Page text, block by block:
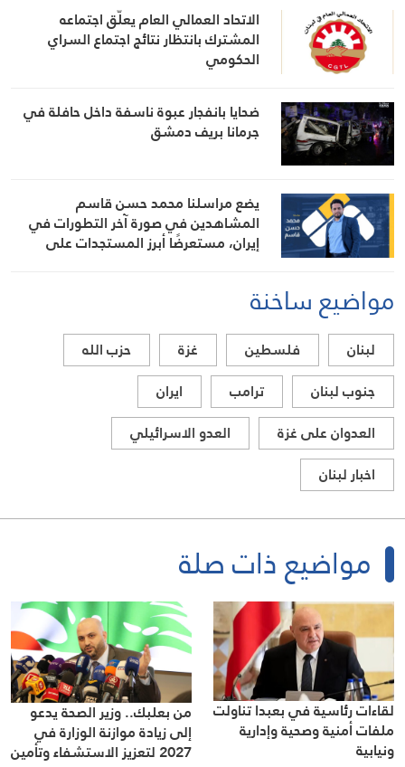
الاتحاد العمالي العام يعلّق اجتماعه
المشترك بانتظار نتائج اجتماع السراي
الحكومي
ضحايا بانفجار عبوة ناسفة داخل حافلة في
جرمانا بريف دمشق
يضع مراسلنا محمد حسن قاسم
المشاهدين في صورة آخر التطورات في
إيران، مستعرضًا أبرز المستجدات على
الصلة بالشأنين الداخلي والإقليميمواضيع ساخنة
لبنان فلسطين غزة
حزب الله
جنوب لبنان
ترامب
ايران
العدوان على غزة
العدو الاسرائيلي
اخبار لبنان
مواضيع ذات صلة
لقاءات رئاسية في بعبدا تناولت
ملفات أمنية وصحية وإدارية
ونيابية
من بعلبك.. وزير الصحة يدعو
إلى زيادة موازنة الوزارة في
2027 لتعزيز الاستشفاء وتأمين